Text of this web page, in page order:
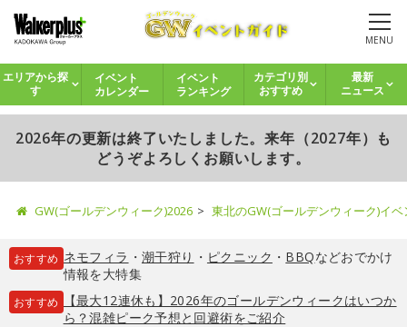
MENU
エリアから探
す
イベント
カレンダー
イベント
ランキング
カテゴリ別
おすすめ
最新
ニュース
2026年の更新は終了いたしました。来年（2027年）も
どうぞよろしくお願いします。
GW(ゴールデンウィーク)2026 東北のGW(ゴールデンウィーク)イ
おすすめ ネモフィラ ・ 潮干狩り ・ ピクニック ・ BBQなどおでかけ
情報を大特集
おすすめ
【最大12連休も】2026年のゴールデンウィークはいつか
ら？混雑ピーク予想と回避術をご紹介